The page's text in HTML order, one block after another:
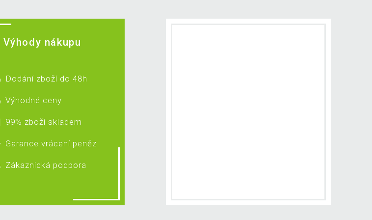
Výhody nákupu
Dodání zboží do 48h
Výhodné ceny
99% zboží skladem
Garance vrácení peněz
Zákaznická podpora